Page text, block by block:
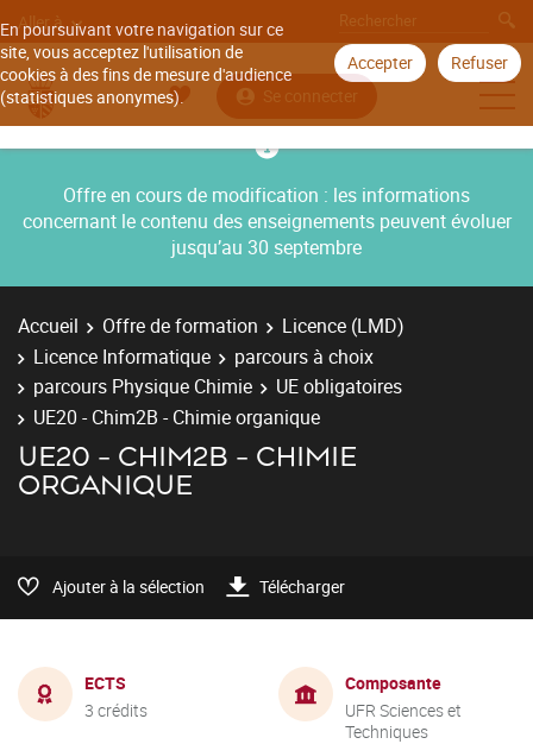
En poursuivant votre navigation sur ce
site, vous acceptez l'utilisation de
cookies à des fins de mesure d'audience
(statistiques anonymes).
Accepter Refuser
Aller à
Se connecter
Offre en cours de modification : les informations
concernant le contenu des enseignements peuvent évoluer
jusqu’au 30 septembre
Accueil Offre de formation
Licence (LMD)
Licence Informatique
parcours à choix
parcours Physique Chimie
UE obligatoires
UE20 - Chim2B - Chimie organique
UE20 - CHIM2B - CHIMIE
ORGANIQUE
Ajouter à la sélection Télécharger
ECTS
3 crédits
Composante
UFR Sciences et
Techniques